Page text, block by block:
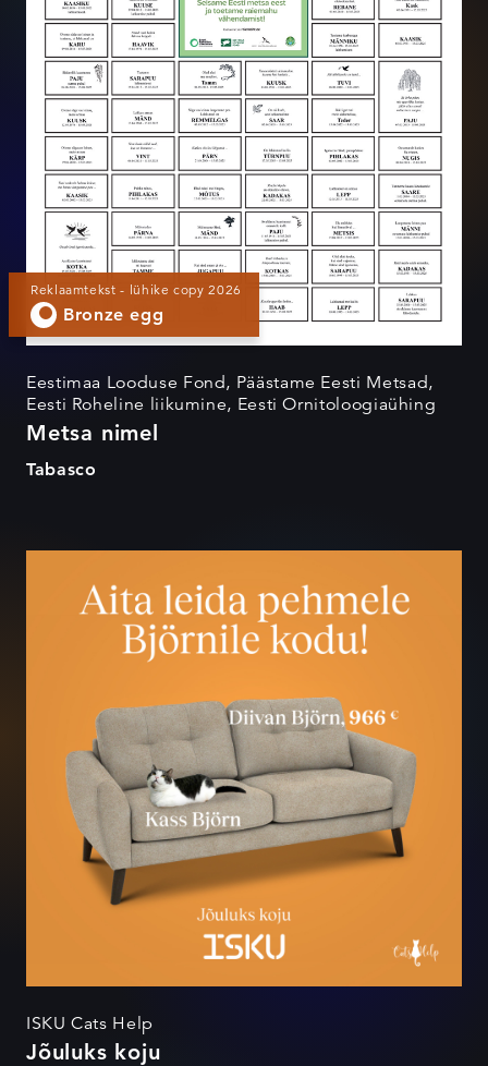
Reklaamtekst - lühike copy 2026
Bronze egg
Eestimaa Looduse Fond, Päästame Eesti Metsad,
Eesti Roheline liikumine, Eesti Ornitoloogiaühing
Metsa nimel
Tabasco
ISKU Cats Help
Jõuluks koju